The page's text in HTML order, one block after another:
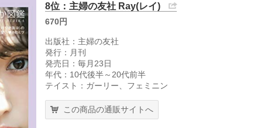
8位：主婦の友社 Ray(レイ)
670円
出版社：主婦の友社
発行：月刊
発売日：毎月23日
年代：10代後半～20代前半
テイスト：ガーリー、フェミニン
この商品の通販サイトへ